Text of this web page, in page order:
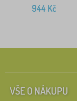
944 Kč
VŠE O NÁKUPU